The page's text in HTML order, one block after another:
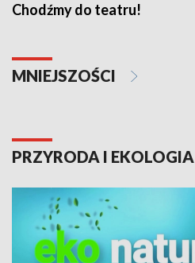
Chodźmy do teatru!
MNIEJSZOŚCI
PRZYRODA I EKOLOGIA